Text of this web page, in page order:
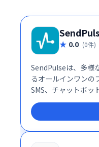
0.0 (0件)
SendPulseは、多様
るオールインワンの
SMS、チャットボッ
ンチャネルを活用
効率的に実行できま
ターフェースで、
ンゲージメントを高